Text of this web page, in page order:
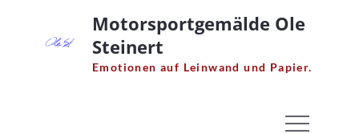
Motorsportgemälde Ole
Steinert
Emotionen auf Leinwand und Papier.